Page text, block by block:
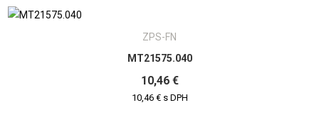
ZPS-FN
MT21575.040
10,46 €
10,46 € s DPH